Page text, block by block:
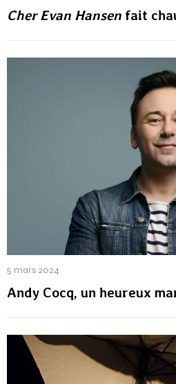
Cher Evan Hansen fait
5 mars 2024
Andy Cocq, un heureux